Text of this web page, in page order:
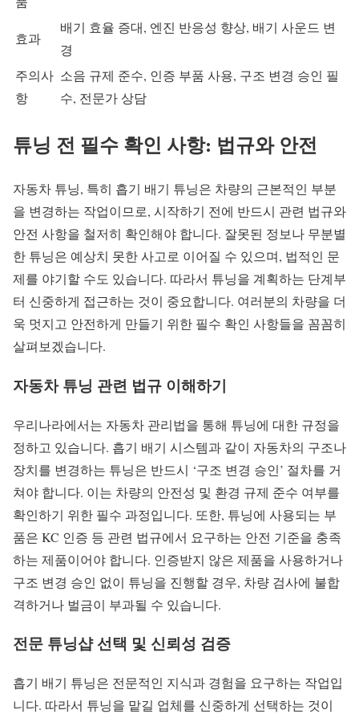
효과
배기 효율 증대, 엔진 반응성 향상, 배기 사운드 변
경
주의사
항
소음 규제 준수, 인증 부품 사용, 구조 변경 승인 필
수, 전문가 상담
튜닝 전 필수 확인 사항: 법규와 안전
자동차 튜닝, 특히 흡기 배기 튜닝은 차량의 근본적인 부분
을 변경하는 작업이므로, 시작하기 전에 반드시 관련 법규와
안전 사항을 철저히 확인해야 합니다. 잘못된 정보나 무분별
한 튜닝은 예상치 못한 사고로 이어질 수 있으며, 법적인 문
제를 야기할 수도 있습니다. 따라서 튜닝을 계획하는 단계부
터 신중하게 접근하는 것이 중요합니다. 여러분의 차량을 더
욱 멋지고 안전하게 만들기 위한 필수 확인 사항들을 꼼꼼히
살펴보겠습니다.
자동차 튜닝 관련 법규 이해하기
우리나라에서는 자동차 관리법을 통해 튜닝에 대한 규정을
정하고 있습니다. 흡기 배기 시스템과 같이 자동차의 구조나
장치를 변경하는 튜닝은 반드시 ‘구조 변경 승인’ 절차를 거
쳐야 합니다. 이는 차량의 안전성 및 환경 규제 준수 여부를
확인하기 위한 필수 과정입니다. 또한, 튜닝에 사용되는 부
품은 KC 인증 등 관련 법규에서 요구하는 안전 기준을 충족
하는 제품이어야 합니다. 인증받지 않은 제품을 사용하거나
구조 변경 승인 없이 튜닝을 진행할 경우, 차량 검사에 불합
격하거나 벌금이 부과될 수 있습니다.
전문 튜닝샵 선택 및 신뢰성 검증
흡기 배기 튜닝은 전문적인 지식과 경험을 요구하는 작업입
니다. 따라서 튜닝을 맡길 업체를 신중하게 선택하는 것이